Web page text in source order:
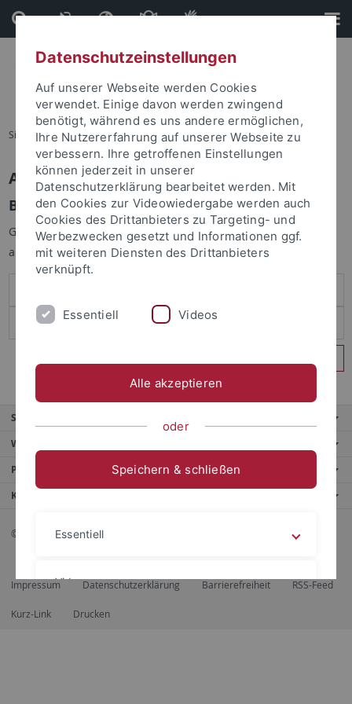
Direkt
zum
Inhalt
Direkt
zur
Fußleiste
Sie sind hier: Startseite
Anmelden
Benutzeranmeldung
Geben Sie Ihren Benutzernamen und Ihr Passwort an um sich
anzumelden:
Service
Weitere Angebote
Portale
Kontaktinfo
© 2026 Eberhard Karls Universität Tübingen, Tübingen
Impressum Datenschutzerklärung Barrierefreiheit RSS-Feed
Kurz-Link Drucken
Datenschutzeinstellungen
Auf unserer Webseite werden Cookies
verwendet. Einige davon werden zwingend
benötigt, während es uns andere ermöglichen,
Ihre Nutzererfahrung auf unserer Webseite zu
verbessern. Ihre getroffenen Einstellungen
können jederzeit in unserer
Datenschutzerklärung bearbeitet werden. Mit
den Cookies zur Videowiedergabe werden auch
Cookies des Drittanbieters zu Targeting- und
Werbezwecken gesetzt und Informationen ggf.
mit weiteren Diensten des Drittanbieters
verknüpft.
Essentiell Videos
Alle akzeptieren
oder
Speichern & schließen
Essentiell
Videos